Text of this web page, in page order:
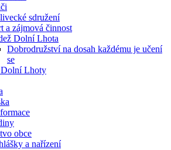
sdružení
a zájmová činnost
Dolní Lhota
Dobrodružství na dosah každému je učení
se
Dolní Lhoty
obce
a nařízení